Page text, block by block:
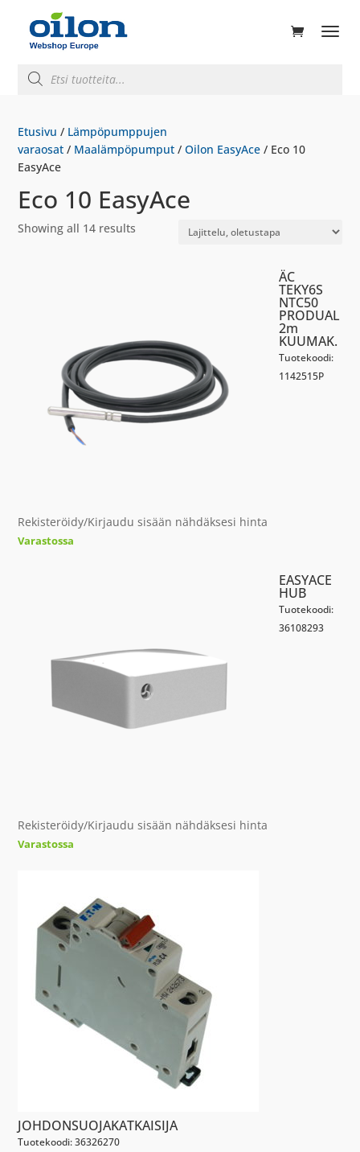
search
Etusivu / Lämpöpumppujen
varaosat / Maalämpöpumput /Oilon EasyAce / Eco 10
EasyAce
Eco 10 EasyAce
Showing all 14 results
ÄC
TEKY6S
NTC50
PRODUAL
2m
KUUMAK.
Tuotekoodi:
1142515P
Rekisteröidy/Kirjaudu sisään nähdäksesi hinta
Varastossa
EASYACE
HUB
Tuotekoodi:
36108293
Rekisteröidy/Kirjaudu sisään nähdäksesi hinta
Varastossa
JOHDONSUOJAKATKAISIJA
Tuotekoodi: 36326270